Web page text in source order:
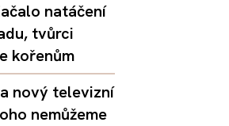
natáčení
tvůrci
kořenům
nový televizní
nemůžeme